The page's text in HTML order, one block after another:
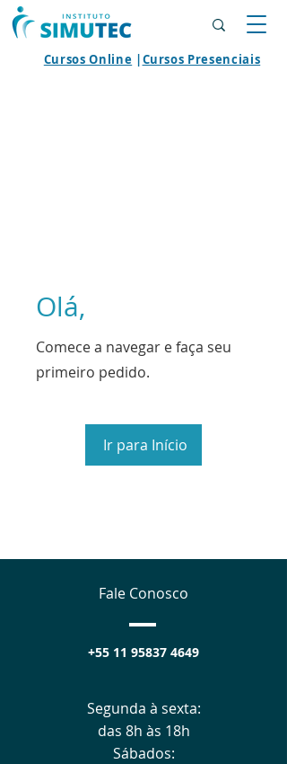
Cursos Online |Cursos Presenciais
Olá,
Comece a navegar e faça seu
primeiro pedido.
Ir para Início
Fale Conosco
+55 11 95837 4649
Segunda à sexta:
das 8h às 18h
Sábados: